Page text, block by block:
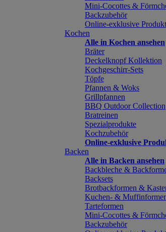
Mini-Cocottes &
Backzubehör
Online-exklusive
Kochen
Alle in Kochen ansehen
Bräter
Deckelknopf Kollektion
Kochgeschirr-Sets
Töpfe
Pfannen & Woks
Grillpfannen
BBQ Outdoor Collection
Bratreinen
Spezialprodukte
Kochzubehör
Online-exklusive
Backen
Alle in Backen ansehen
Backbleche &
Backsets
Brotbackformen &
Kuchen- &
Tarteformen
Mini-Cocottes &
Backzubehör